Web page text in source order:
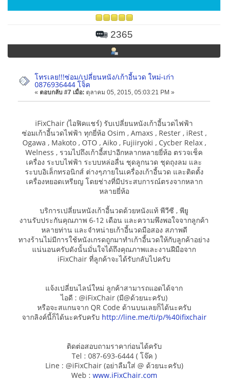
2365
โทรเลย!!!ซ่อม/เปลี่ยนหนัง/เก้าอี้นวด ใหม่-เก่า
0876936444 โจ็ค
« ตอบกลับ #7 เมื่อ: ตุลาคม 05, 2015, 05:03:21 PM »
iFixChair (ไอฟิคแชร์) รับเปลี่ยนหนังเก้าอี้นวดไฟฟ้า
ซ่อมเก้าอี้นวดไฟฟ้า ทุกยี่ห้อ Osim , Amaxs , Rester , iRest ,
Ogawa , Makoto , OTO , Aiko , Fujiiryoki , Cycber Relax ,
Welness , รวมไปถึงเก้าอี้สปาอีกหลากหลายยี่ห้อ ตรวจเช็ค
เครื่อง ระบบไฟฟ้า ระบบหล่อลื่น ชุดลูกนวด ชุดถุงลม และ
ระบบอิเล็กทรอนิกส์ ต่างๆภายในเครื่องเก้าอี้นวด และติดตั้ง
เครื่องหยอดเหรียญ โดยช่างที่มีประสบการณ์ตรงจากหลาก
หลายยี่ห้อ
บริการเปลี่ยนหนังเก้าอี้นวดด้วยหนังแท้ พีวีซี , พียู
งานรับประกันคุณภาพ 6-12 เดือน และความพึงพอใจจากลูกค้า
หลายท่าน และจำหน่ายเก้าอี้นวดมือสอง สภาพดี
ทางร้านไม่มีการใช้หนังเกรดถูกมาทำเก้าอี้นวดให้กับลูกค้าอย่าง
แน่นอนครับดังนั้นมั่นใจได้ถึงคุณภาพและงานฝีมือจาก
iFixChair ที่ลูกค้าจะได้รับกลับไปครับ
แจ้งเปลี่ยนไลน์ใหม่ ลูกค้าสามารถแอดได้จาก
ไอดี : @iFixChair (มี@ด้วยนะครับ)
หรือจะสแกนจาก QR Code ด้านบนเลยก็ได้นะครับ
จากลิงค์นี้ก็ได้นะครับครับ http://line.me/ti/p/%40ifixchair
ติดต่อสอบถามราคาก่อนได้ครับ
Tel : 087-693-6444 ( โจ๊ค )
Line : @iFixChair (อย่าลืมใส่ @ ด้วยนะครับ)
Web : www.iFixChair.com